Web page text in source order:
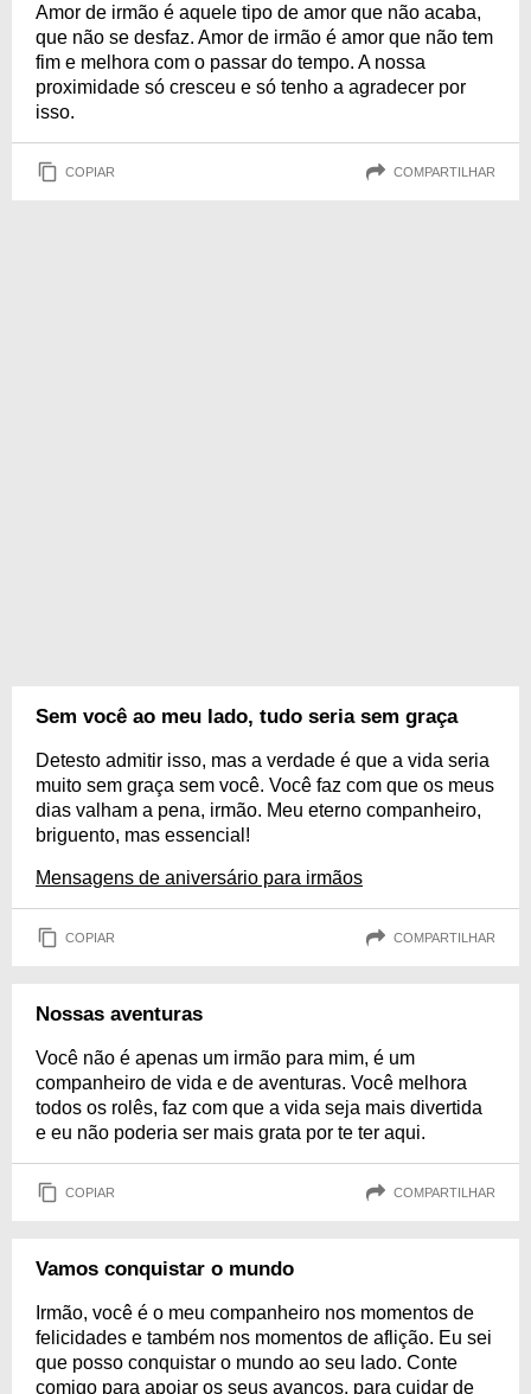
Amor de irmão é aquele tipo de amor que não acaba,
que não se desfaz. Amor de irmão é amor que não tem
fim e melhora com o passar do tempo. A nossa
proximidade só cresceu e só tenho a agradecer por
isso.
COPIAR COMPARTILHAR
Sem você ao meu lado, tudo seria sem graça
Detesto admitir isso, mas a verdade é que a vida seria
muito sem graça sem você. Você faz com que os meus
dias valham a pena, irmão. Meu eterno companheiro,
briguento, mas essencial!
Mensagens de aniversário para irmãos
COPIAR COMPARTILHAR
Nossas aventuras
Você não é apenas um irmão para mim, é um
companheiro de vida e de aventuras. Você melhora
todos os rolês, faz com que a vida seja mais divertida
e eu não poderia ser mais grata por te ter aqui.
COPIAR COMPARTILHAR
Vamos conquistar o mundo
Irmão, você é o meu companheiro nos momentos de
felicidades e também nos momentos de aflição. Eu sei
que posso conquistar o mundo ao seu lado. Conte
comigo para apoiar os seus avanços, para cuidar de